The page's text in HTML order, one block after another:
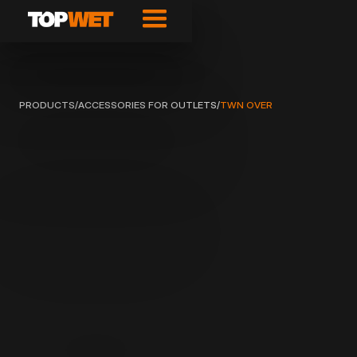
PRODUCTS/ACCESSORIES FOR OUTLETS/TWN OVER